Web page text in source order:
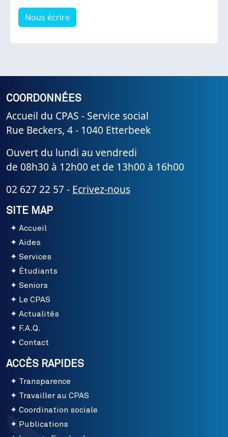
Nous écrire
COORDONNÉES
Accueil du CPAS - Service social
Rue Beckers, 4 - 1040 Etterbeek
Ouvert du lundi au vendredi
de 08h30 à 12h00 et de 13h00 à 16h00
02 627 22 57 - Ecrivez-nous
SITE MAP
Accueil
Aides
Services
Étudiants
Seniors
Le CPAS
Actualités
F.A.Q.
Contact
ACCÈS RAPIDES
Transparence
Travailler au CPAS
Coordination sociale
Publications